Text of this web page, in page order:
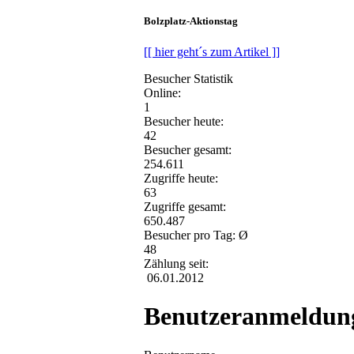
Bolzplatz-Aktionstag
[[ hier geht´s zum Artikel ]]
Besucher Statistik
Online:
1
Besucher heute:
42
Besucher gesamt:
254.611
Zugriffe heute:
63
Zugriffe gesamt:
650.487
Besucher pro Tag: Ø
48
Zählung seit:
06.01.2012